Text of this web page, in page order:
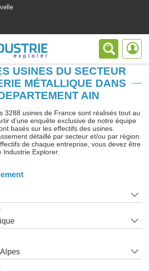
USINES DU SECTEUR
MÉTALLIQUE DANS
AIN
3288 usines de France sont réalisés tout au
d’une enquête exclusive de notre équipe
basés sur les effectifs des usines.
détaillé par secteur et/ou par région.
de chaque entreprise, vous devez être
Explorer.